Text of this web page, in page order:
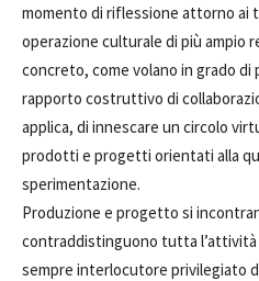
momento di riflessione attorno ai
operazione culturale di più ampio
concreto, come volano in grado di
rapporto costruttivo di
applica, di innescare un circolo
prodotti e progetti orientati alla
sperimentazione.
Produzione e progetto si
contraddistinguono tutta l’attività
sempre interlocutore privilegiato